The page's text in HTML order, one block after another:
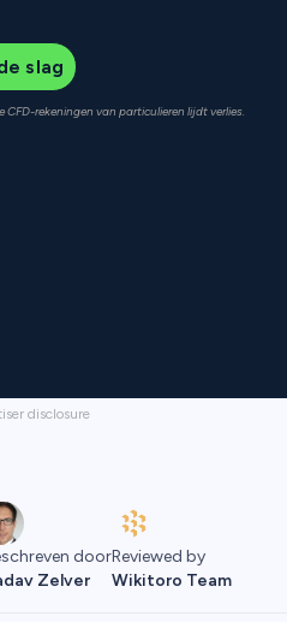
slag
CFD-rekeningen van particulieren lijdt verlies.
disclosure
door
Zelver
Reviewed by
Wikitoro Team